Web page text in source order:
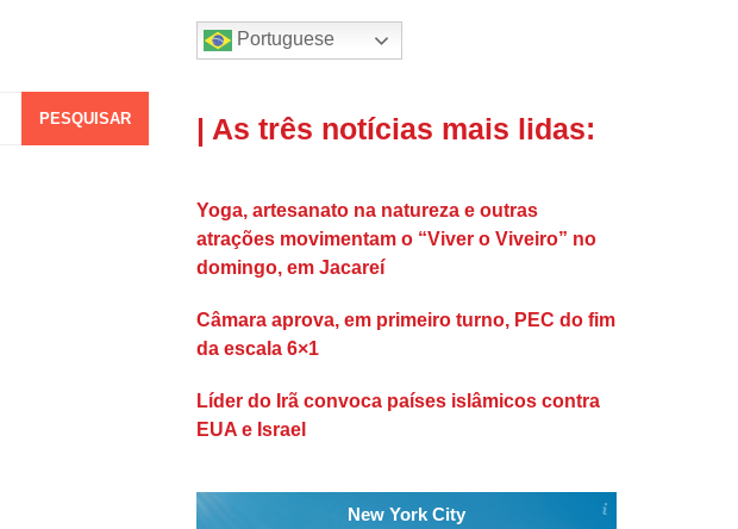
Portuguese
| As três notícias mais lidas:
Yoga, artesanato na natureza e outras
atrações movimentam o “Viver o Viveiro” no
domingo, em Jacareí
Câmara aprova, em primeiro turno, PEC do fim
da escala 6×1
Líder do Irã convoca países islâmicos contra
EUA e Israel
New York City